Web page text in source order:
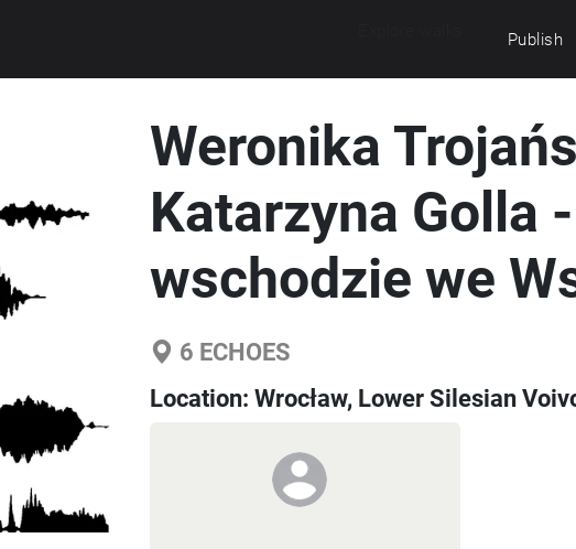
Publish
Weronika
Katarzyna Golla
wschodzie we
6 ECHOES
Location: Wrocław, Lower Silesian